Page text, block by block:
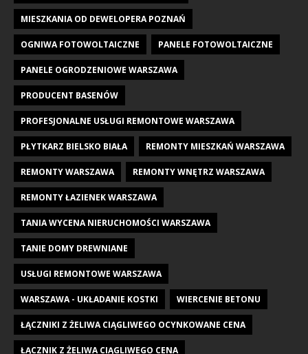
MIESZKANIA OD DEWELOPERA POZNAŃ
OGNIWA FOTOWOLTAICZNE PANELE FOTOWOLTAICZNE
PANELE OGRODZENIOWE WARSZAWA
PRODUCENT BASENÓW
PROFESJONALNE USŁUGI REMONTOWE WARSZAWA
PŁYTKARZ BIELSKO BIAŁA REMONTY MIESZKAŃ WARSZAWA
REMONTY WARSZAWA REMONTY WNĘTRZ WARSZAWA
REMONTY ŁAZIENEK WARSZAWA
TANIA WYCENA NIERUCHOMOŚCI WARSZAWA
TANIE DOMY DREWNIANE
USŁUGI REMONTOWE WARSZAWA
WARSZAWA - UKŁADANIE KOSTKI WIERCENIE BETONU
ŁĄCZNIKI Z ŻELIWA CIĄGLIWEGO OCYNKOWANE CENA
ŁĄCZNIK Z ŻELIWA CIĄGLIWEGO CENA